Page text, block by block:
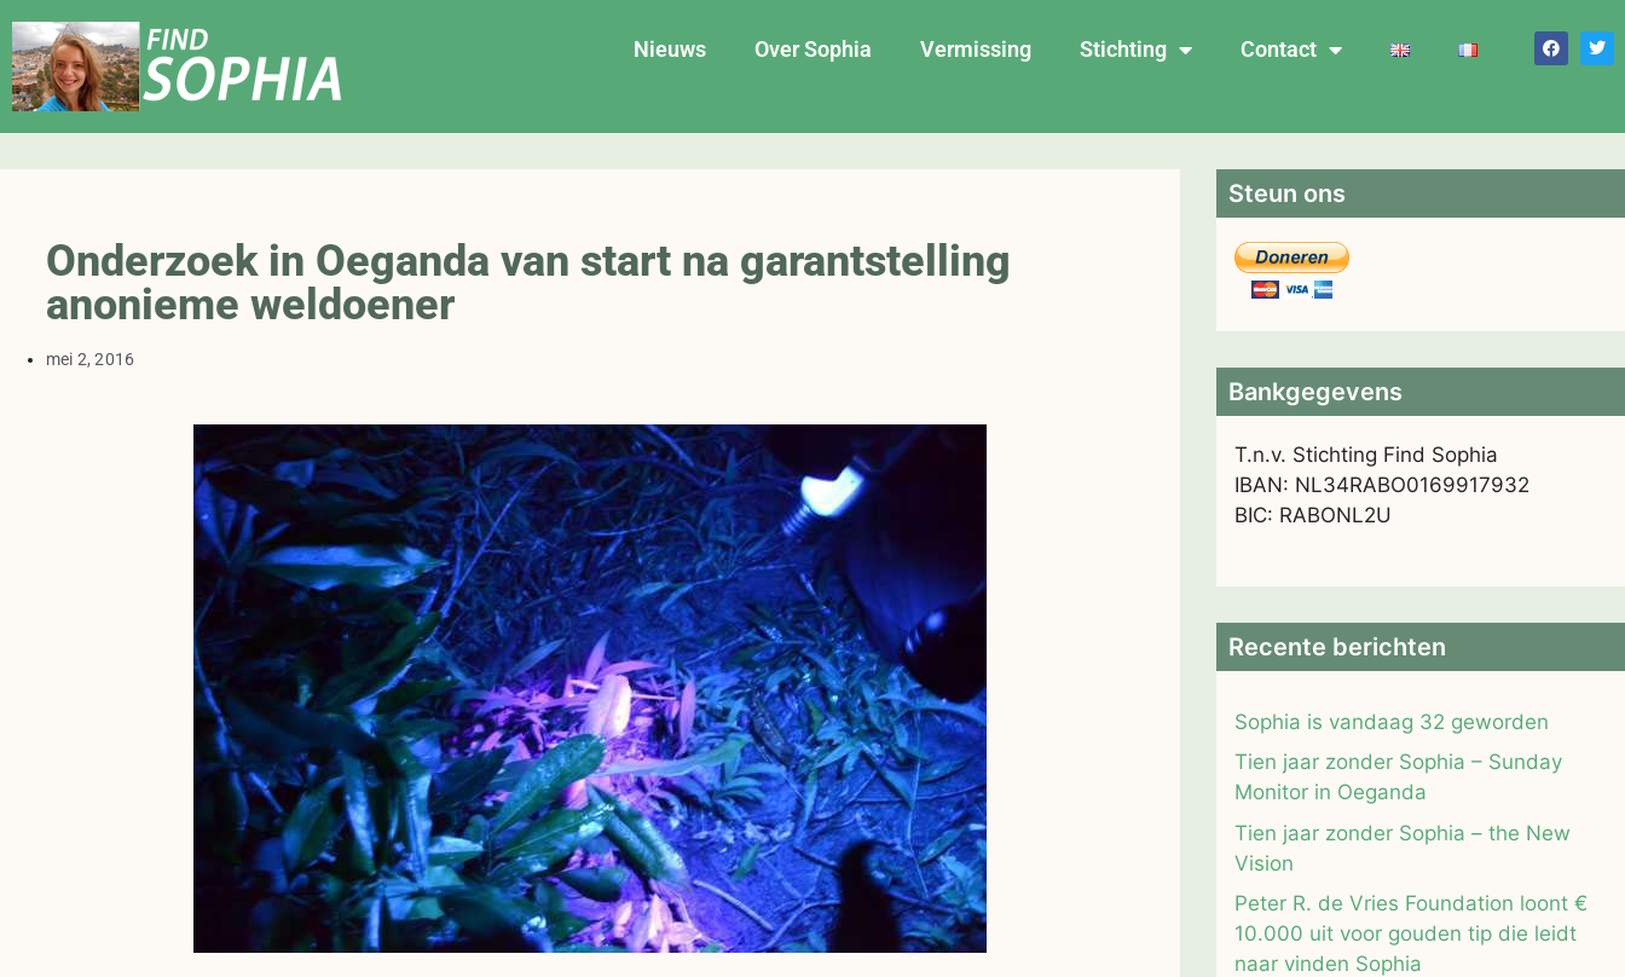
Nieuws Over Sophia Vermissing Stichting Contact
Onderzoek in Oeganda van start na garantstelling
anonieme weldoener
mei 2, 2016
Steun ons
Bankgegevens
T.n.v. Stichting Find Sophia
IBAN: NL34RABO0169917932
BIC: RABONL2U
Recente berichten
Sophia is vandaag 32 geworden
Tien jaar zonder Sophia – Sunday
Monitor in Oeganda
Tien jaar zonder Sophia – the New
Vision
Peter R. de Vries Foundation loont €
10.000 uit voor gouden tip die leidt
naar vinden Sophia